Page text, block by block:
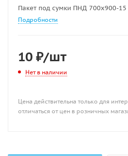
Пакет под сумки ПНД 700х900-
Подробности
10 ₽/шт
Нет в наличии
Цена действительна только для
отличаться от цен в розничных